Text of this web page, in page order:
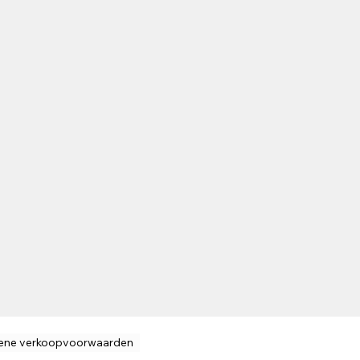
verkoopvoorwaarden